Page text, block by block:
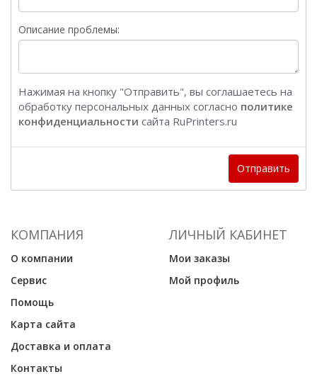
Описание проблемы:
Нажимая на кнопку "Отправить", вы соглашаетесь на
обработку персональных данных согласно политике
конфиденциальности сайта RuPrinters.ru
Отправить
КОМПАНИЯ
О компании
Сервис
Помощь
Карта сайта
Доставка и оплата
Контакты
ЛИЧНЫЙ КАБИНЕТ
Мои заказы
Мой профиль